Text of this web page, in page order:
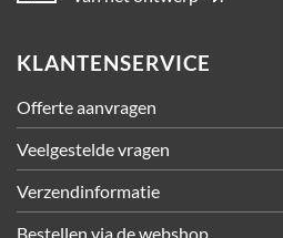
KLANTENSERVICE
Offerte aanvragen
Veelgestelde vragen
Verzendinformatie
Bestellen via de webshop